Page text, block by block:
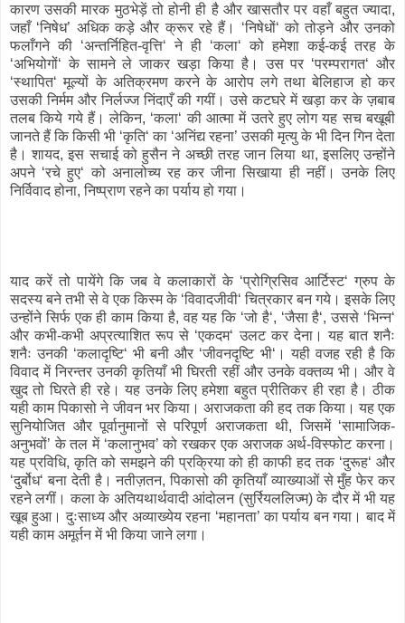
कारण उसकी मारक मुठभेड़ें तो होनी ही है और खासतौर पर वहाँ बहुत ज्यादा,
जहाँ ‘निषेध’ अधिक कड़े और क्रूर रहे हैं। ‘निषेधों‘ को तोड़ने और उनको
फलाँगने की ‘अन्तर्निहित-वृत्ति‘ ने ही ‘कला‘ को हमेशा कई-कई तरह के
‘अभियोगों‘ के सामने ले जाकर खड़ा किया है। उस पर ‘परम्परागत‘ और
‘स्थापित‘ मूल्यों के अतिक्रमण करने के आरोप लगे तथा बेलिहाज हो कर
उसकी निर्मम और निर्लज्ज निंदाएँ की गयीं। उसे कटघरे में खड़ा कर के ज़बाब
तलब किये गये हैं। लेकिन, ‘कला‘ की आत्मा में उतरे हुए लोग यह सच बखूबी
जानते हैं कि किसी भी ‘कृति‘ का ‘अनिंद्य रहना’ उसकी मृत्यु के भी दिन गिन देता
है। शायद, इस सचाई को हुसैन ने अच्छी तरह जान लिया था, इसलिए उन्होंने
अपने ‘रचे हुए‘ को अनालोच्य रह कर जीना सिखाया ही नहीं। उनके लिए
निर्विवाद होना, निष्प्राण रहने का पर्याय हो गया।
याद करें तो पायेंगे कि जब वे कलाकारों के ‘प्रोग्रिसिव आर्टिस्ट‘ ग्रुप के
सदस्य बने तभी से वे एक किस्म के ‘विवादजीवी‘ चित्रकार बन गये। इसके लिए
उन्होंने सिर्फ एक ही काम किया है, वह यह कि ‘जो है‘, ‘जैसा है‘, उससे ‘भिन्न‘
और कभी-कभी अप्रत्याशित रूप से ‘एकदम‘ उलट कर देना। यह बात शनैः
शनैः उनकी ‘कलादृष्टि‘ भी बनी और ‘जीवनदृष्टि भी‘। यही वजह रही है कि
विवाद में निरन्तर उनकी कृतियाँ भी घिरती रहीं और उनके वक्तव्य भी। और वे
खुद तो घिरते ही रहे। यह उनके लिए हमेशा बहुत प्रीतिकर ही रहा है। ठीक
यही काम पिकासो ने जीवन भर किया। अराजकता की हद तक किया। यह एक
सुनियोजित और पूर्वानुमानों से परिपूर्ण अराजकता थी, जिसमें ‘सामाजिक-
अनुभवों’ के तल में ‘कलानुभव’ को रखकर एक अराजक अर्थ-विस्फोट करना।
यह प्रविधि, कृति को समझने की प्रक्रिया को ही काफी हद तक ‘दुरूह‘ और
‘दुर्बोध‘ बना देती है। नतीज़तन, पिकासो की कृतियाँ व्याख्याओं से मुँह फेर कर
रहने लगीं। कला के अतियथार्थवादी आंदोलन (सुर्रियललिज्म) के दौर में भी यह
खूब हुआ। दुःसाध्य और अव्याख्येय रहना ‘महानता’ का पर्याय बन गया। बाद में
यही काम अमूर्तन में भी किया जाने लगा।